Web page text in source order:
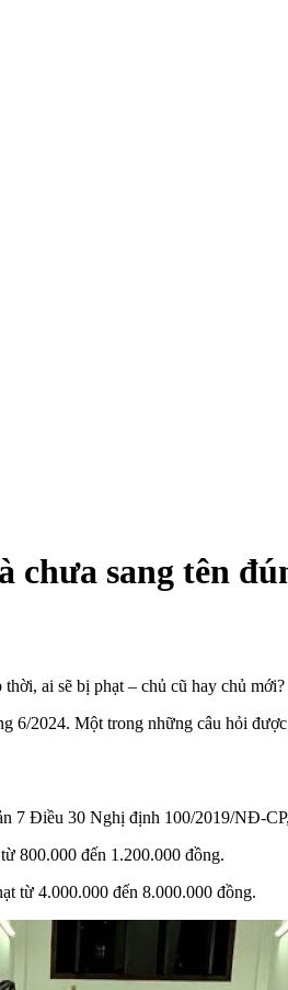
sang tên
ai sẽ bị phạt – chủ cũ hay chủ mới?
2024. Một trong những câu hỏi
Điều 30 Nghị định 100/2019/NĐ-
800.000 đến 1.200.000 đồng.
từ 4.000.000 đến 8.000.000 đồng.